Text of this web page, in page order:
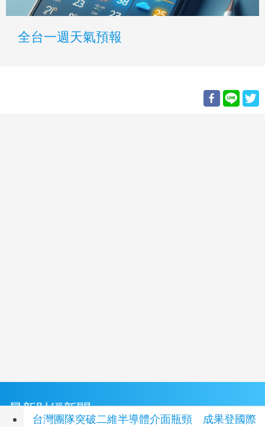
全台一週天氣預報
最新財經新聞
台灣團隊突破二維半導體介面瓶頸 成果登國際